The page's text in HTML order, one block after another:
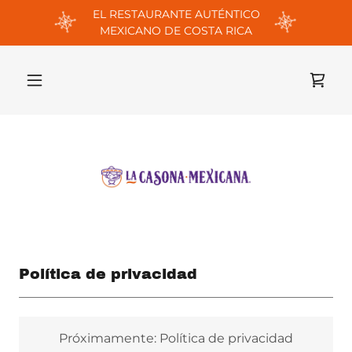
EL RESTAURANTE AUTÉNTICO
MEXICANO DE COSTA RICA
Política de privacidad
Próximamente: Política de privacidad